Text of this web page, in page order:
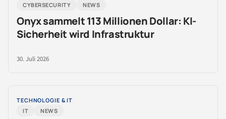
CYBERSECURITY
NEWS
Onyx sammelt 113 Millionen Dollar: KI-
Sicherheit wird Infrastruktur
30. Juli 2026
TECHNOLOGIE & IT
IT
NEWS